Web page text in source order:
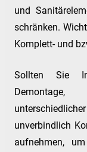
und
schränken.
Komplett- und
Sollten Sie
Demontage,
unverbindlich
aufnehmen,